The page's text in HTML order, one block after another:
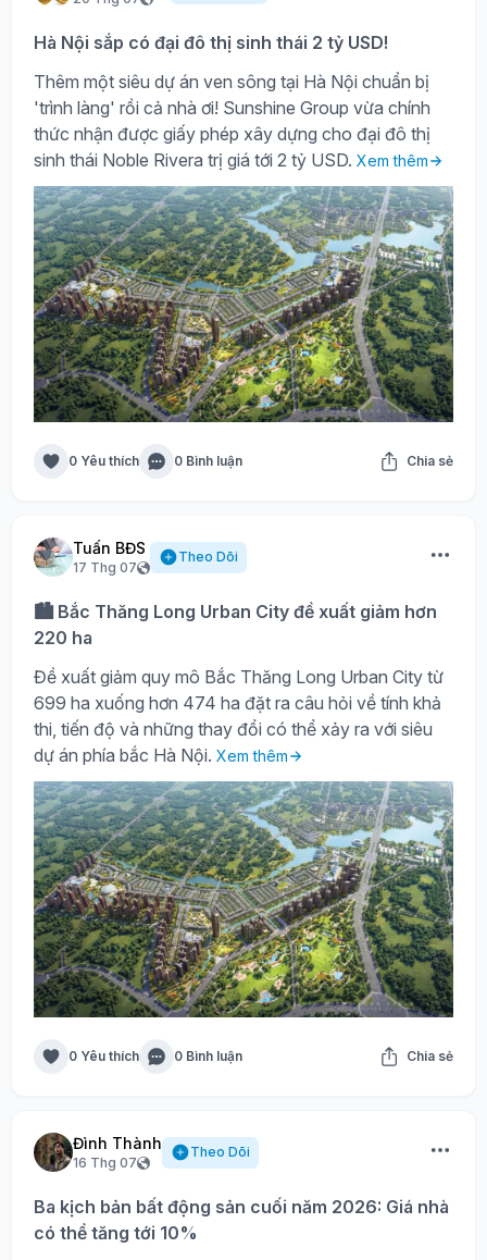
Hà Nội sắp có đại đô thị sinh thái 2 tỷ USD!
Thêm một siêu dự án ven sông tại Hà Nội chuẩn bị
'trình làng' rồi cả nhà ơi! Sunshine Group vừa chính
thức nhận được giấy phép xây dựng cho đại đô thị
sinh thái Noble Rivera trị giá tới 2 tỷ USD. Xem thêm
0 Yêu thích 0 Bình luận Chia sẻ
Tuấn BĐS
17 Thg 07
Theo Dõi
🏙️ Bắc Thăng Long Urban City đề xuất giảm hơn
220 ha
Đề xuất giảm quy mô Bắc Thăng Long Urban City từ
699 ha xuống hơn 474 ha đặt ra câu hỏi về tính khả
thi, tiến độ và những thay đổi có thể xảy ra với siêu
dự án phía bắc Hà Nội. Xem thêm
0 Yêu thích 0 Bình luận Chia sẻ
Đình Thành
16 Thg 07
Theo Dõi
Ba kịch bản bất động sản cuối năm 2026: Giá nhà
có thể tăng tới 10%